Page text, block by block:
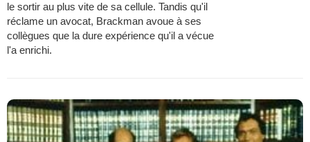
le sortir au plus vite de sa cellule. Tandis qu'il
réclame un avocat, Brackman avoue à ses
collègues que la dure expérience qu'il a vécue
l'a enrichi.